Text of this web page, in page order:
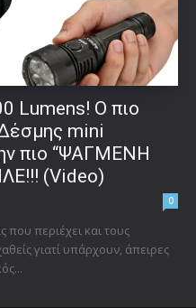
Lumens! Ο πιο
mini
πιο “ΨΑΓΜΕΝΗ
(Video)
0
που περιέχει και τους
γιατί υπάρχουν, άπειρες